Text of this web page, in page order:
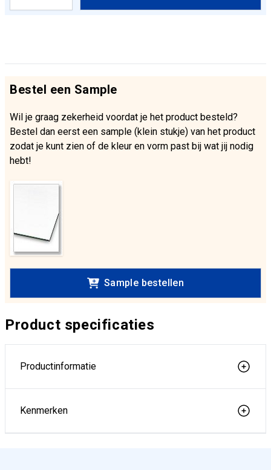
Bestel een Sample
Wil je graag zekerheid voordat je het product besteld?
Bestel dan eerst een sample (klein stukje) van het product
zodat je kunt zien of de kleur en vorm past bij wat jij nodig
hebt!
Sample bestellen
Product specificaties
Productinformatie
Kenmerken